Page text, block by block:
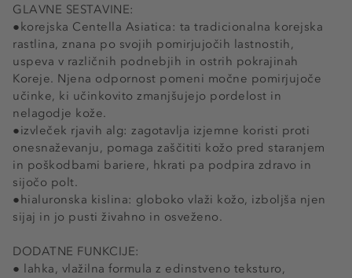
GLAVNE SESTAVINE:
●korejska Centella Asiatica: ta tradicionalna korejska
rastlina, znana po svojih pomirjujočih lastnostih,
uspeva v različnih podnebjih in ostrih pokrajinah
Koreje. Njena odpornost pomeni močne pomirjujoče
učinke, ki učinkovito zmanjšujejo pordelost in
nelagodje kože.
●izvleček rjavih alg: zagotavlja izjemne koristi proti
onesnaževanju, pomaga zaščititi kožo pred staranjem
in poškodbami bariere, hkrati pa podpira zdravo in
sijočo polt.
●hialuronska kislina: globoko vlaži kožo, izboljša njen
sijaj in jo pusti živahno in osveženo.
DODATNE FUNKCIJE:
● lahka, vlažilna formula z edinstveno teksturo,